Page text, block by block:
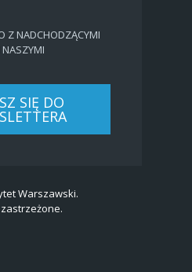
Z NADCHODZĄCYMI
SIĘ DO
Warszawski.